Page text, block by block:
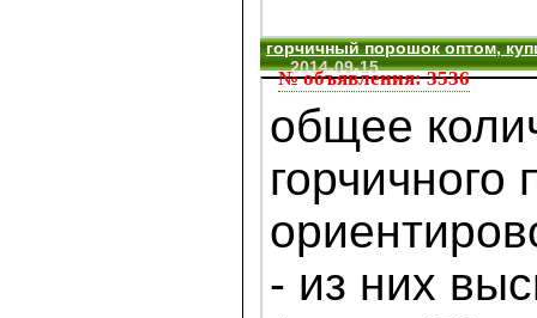
№ объявления: 3536
горчичный порошок оптом,
2014-09-15
общее
горчичного
- из них